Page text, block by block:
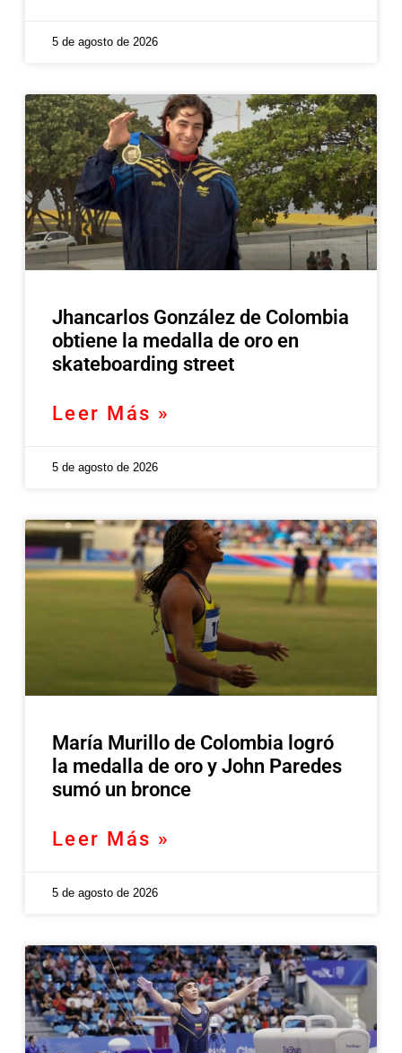
5 de agosto de 2026
Jhancarlos González de Colombia
obtiene la medalla de oro en
skateboarding street
Leer Más »
5 de agosto de 2026
María Murillo de Colombia logró
la medalla de oro y John Paredes
sumó un bronce
Leer Más »
5 de agosto de 2026